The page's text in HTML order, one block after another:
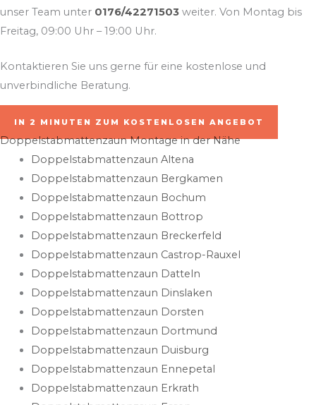
unser Team unter 0176/42271503 weiter. Von Montag bis
Freitag, 09:00 Uhr – 19:00 Uhr.
Kontaktieren Sie uns gerne für eine kostenlose und
unverbindliche Beratung.
IN 2 MINUTEN ZUM KOSTENLOSEN ANGEBOT
Doppelstabmattenzaun Montage in der Nähe
Doppelstabmattenzaun Altena
Doppelstabmattenzaun Bergkamen
Doppelstabmattenzaun Bochum
Doppelstabmattenzaun Bottrop
Doppelstabmattenzaun Breckerfeld
Doppelstabmattenzaun Castrop-Rauxel
Doppelstabmattenzaun Datteln
Doppelstabmattenzaun Dinslaken
Doppelstabmattenzaun Dorsten
Doppelstabmattenzaun Dortmund
Doppelstabmattenzaun Duisburg
Doppelstabmattenzaun Ennepetal
Doppelstabmattenzaun Erkrath